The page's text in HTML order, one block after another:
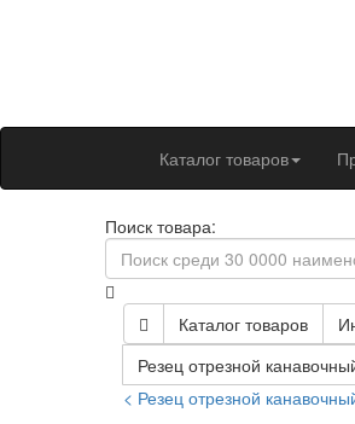
Каталог товаров
Поиск товара:
Каталог товаров
Резец отрезной
< Резец отрезной